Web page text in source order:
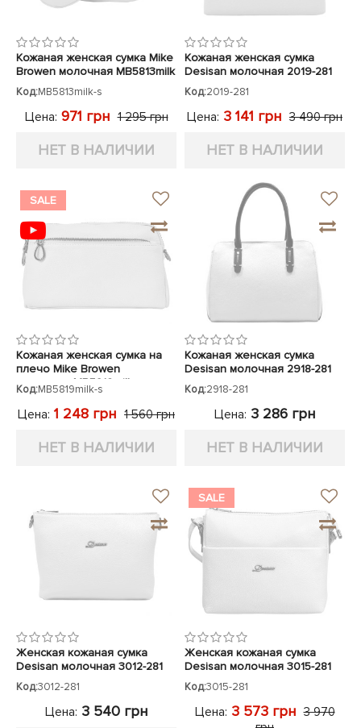
Кожаная женская сумка Mike
Browen молочная MB5813milk
Код:MB5813milk-s
Цена: 971 грн 1 295 грн
НЕТ В НАЛИЧИИ
Кожаная женская сумка
Desisan молочная 2019-281
Код:2019-281
Цена: 3 141 грн 3 490 грн
НЕТ В НАЛИЧИИ
SALE
Кожаная женская сумка на
плечо Mike Browen
молочная MB5819milk
Код:MB5819milk-s
Цена: 1 248 грн 1 560 грн
НЕТ В НАЛИЧИИ
Кожаная женская сумка
Desisan молочная 2918-281
Код:2918-281
Цена: 3 286 грн
НЕТ В НАЛИЧИИ
Женская кожаная сумка
Desisan молочная 3012-281
Код:3012-281
Цена: 3 540 грн
SALE
Женская кожаная сумка
Desisan молочная 3015-281
Код:3015-281
Цена: 3 573 грн 3 970